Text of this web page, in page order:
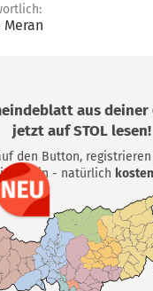
aus deiner
jetzt auf STOL lesen!
den Button,
- natürlich